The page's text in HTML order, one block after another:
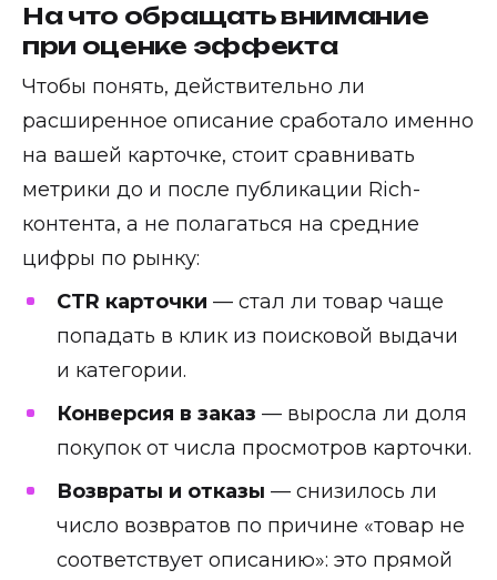
На что обращать внимание
при оценке эффекта
Чтобы понять, действительно ли
расширенное описание сработало именно
на вашей карточке, стоит сравнивать
метрики до и после публикации Rich-
контента, а не полагаться на средние
цифры по рынку:
CTR карточки — стал ли товар чаще
попадать в клик из поисковой выдачи
и категории.
Конверсия в заказ — выросла ли доля
покупок от числа просмотров карточки.
Возвраты и отказы — снизилось ли
число возвратов по причине «товар не
соответствует описанию»: это прямой